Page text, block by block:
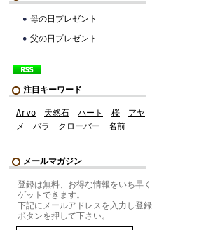
母の日プレゼント
父の日プレゼント
注目キーワード
Arvo 天然石 ハート 桜
アヤ
メ
バラ クローバー 名前
メールマガジン
登録は無料、お得な情報をいち早く
ゲットできます。
下記にメールアドレスを入力し登録
ボタンを押して下さい。